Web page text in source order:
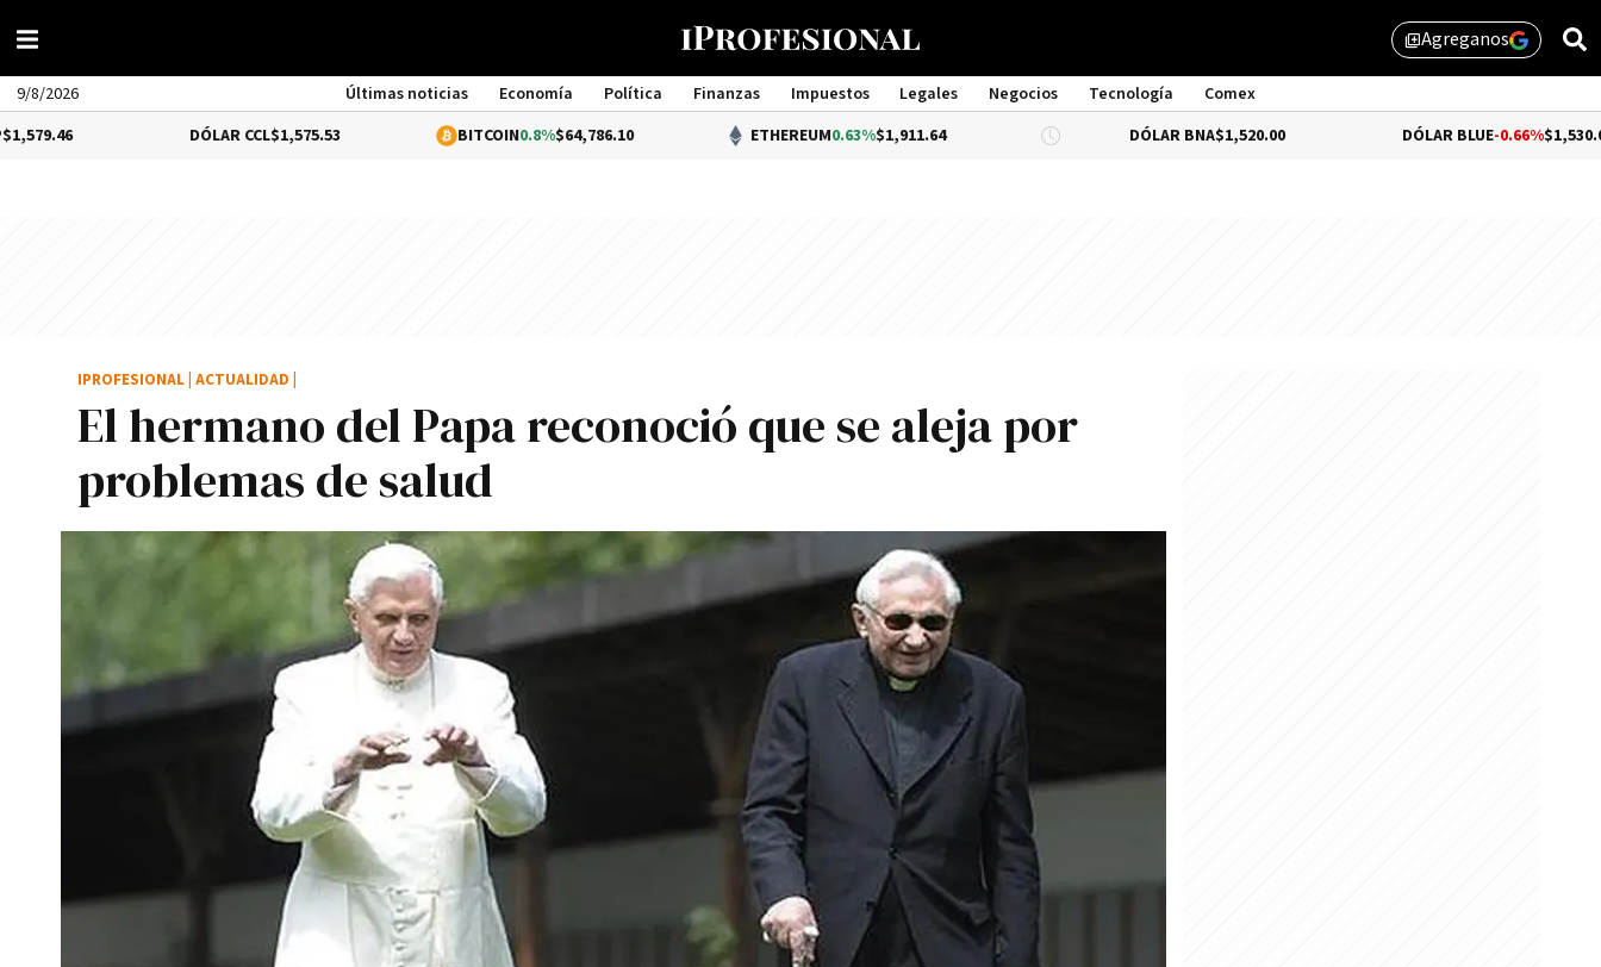
library_addAgreganos
9/8/2026 Últimas noticias Economía Política Finanzas Impuestos Legales Negocios Tecnología
Comex
Management
DÓLAR CCL$1,575.53 BITCOIN0.8%$64,786.10 ETHEREUM0.63%$1,911.64 DÓLAR BNA$1,520.00 DÓLAR BLUE-0.66%$1,530.00
El hermano del Papa reconoció que se aleja por
problemas de salud
IPROFESIONAL ACTUALIDAD